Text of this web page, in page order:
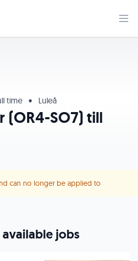
time • Luleå
(OR4-SO7) till
can no longer be applied to
jobs